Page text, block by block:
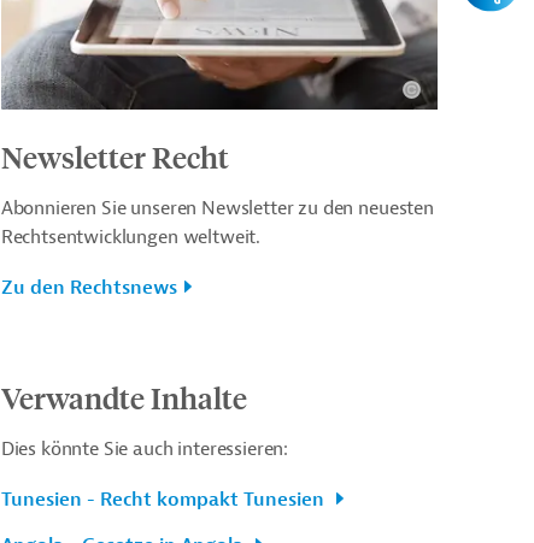
Newsletter Recht
Abonnieren Sie unseren Newsletter zu den neuesten
Rechtsentwicklungen weltweit.
Zu den Rechtsnews
Verwandte Inhalte
Dies könnte Sie auch interessieren:
Tunesien - Recht kompakt Tunesien